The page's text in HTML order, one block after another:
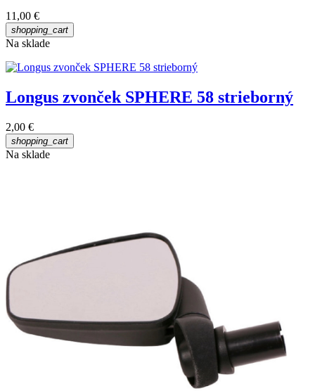
11,00 €
shopping_cart
Na sklade
Longus zvonček SPHERE 58 strieborný
2,00 €
shopping_cart
Na sklade